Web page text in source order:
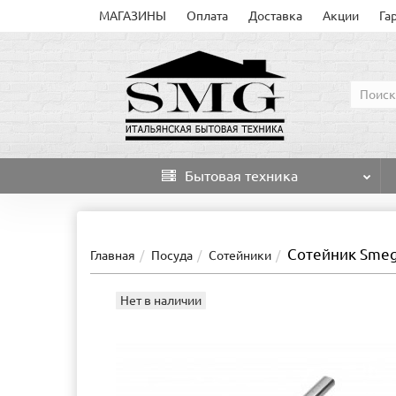
МАГАЗИНЫ Оплата Доставка Акции
Бытовая техника
Главная Посуда Сотейники Сотейник
Нет в наличии